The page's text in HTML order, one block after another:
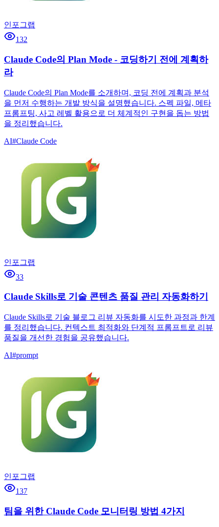
인포그랩
132
Claude Code의 Plan Mode - 코딩하기 전에 계획하
라
Claude Code의 Plan Mode를 소개하며, 코딩 전에 계획과 분석
을 먼저 수행하는 개발 방식을 설명했습니다. 스펙 파일, 메타
프롬프팅, 사고 레벨 활용으로 더 체계적인 구현을 돕는 방법
을 정리했습니다.
AI#Claude Code
인포그랩
33
Claude Skills로 기술 콘텐츠 품질 관리 자동화하기
Claude Skills로 기술 블로그 리뷰 자동화를 시도한 과정과 한계
를 정리했습니다. 컨텍스트 최적화와 단계적 프롬프트로 리뷰
품질을 개선한 경험을 공유했습니다.
AI#prompt
인포그랩
137
팀을 위한 Claude Code 모니터링 방법 4가지